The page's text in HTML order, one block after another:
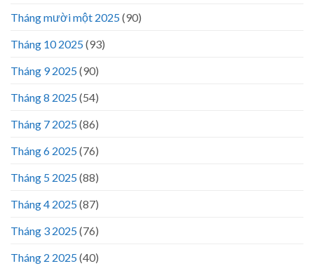
Tháng mười một 2025(90)
Tháng 10 2025(93)
Tháng 9 2025(90)
Tháng 8 2025(54)
Tháng 7 2025(86)
Tháng 6 2025(76)
Tháng 5 2025(88)
Tháng 4 2025(87)
Tháng 3 2025(76)
Tháng 2 2025(40)